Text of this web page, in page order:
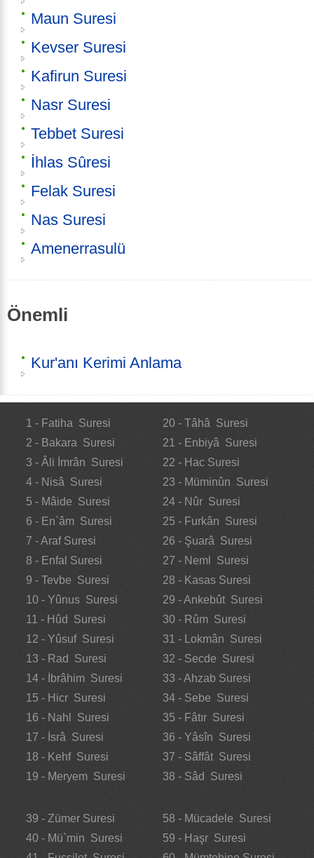
Maun Suresi
Kevser Suresi
Kafirun Suresi
Nasr Suresi
Tebbet Suresi
İhlas Sûresi
Felak Suresi
Nas Suresi
Amenerrasulü
Önemli
Kur'anı Kerimi Anlama
1 - Fatiha Suresi
2 - Bakara Suresi
3 - Âli İmrân Suresi
4 - Nisâ Suresi
5 - Mâide Suresi
6 - En`âm Suresi
7 - Araf Suresi
8 - Enfal Suresi
9 - Tevbe Suresi
10 - Yûnus Suresi
11 - Hûd Suresi
12 - Yûsuf Suresi
13 - Rad Suresi
14 - İbrâhim Suresi
15 - Hicr Suresi
16 - Nahl Suresi
17 - İsrâ Suresi
18 - Kehf Suresi
19 - Meryem Suresi
20 - Tâhâ Suresi
21 - Enbiyâ Suresi
22 - Hac Suresi
23 - Müminûn Suresi
24 - Nûr Suresi
25 - Furkân Suresi
26 - Şuarâ Suresi
27 - Neml Suresi
28 - Kasas Suresi
29 - Ankebût Suresi
30 - Rûm Suresi
31 - Lokmân Suresi
32 - Secde Suresi
33 - Ahzab Suresi
34 - Sebe Suresi
35 - Fâtır Suresi
36 - Yâsîn Suresi
37 - Sâffât Suresi
38 - Sâd Suresi
39 - Zümer Suresi
40 - Mü`min Suresi
58 - Mücadele Suresi
59 - Haşr Suresi